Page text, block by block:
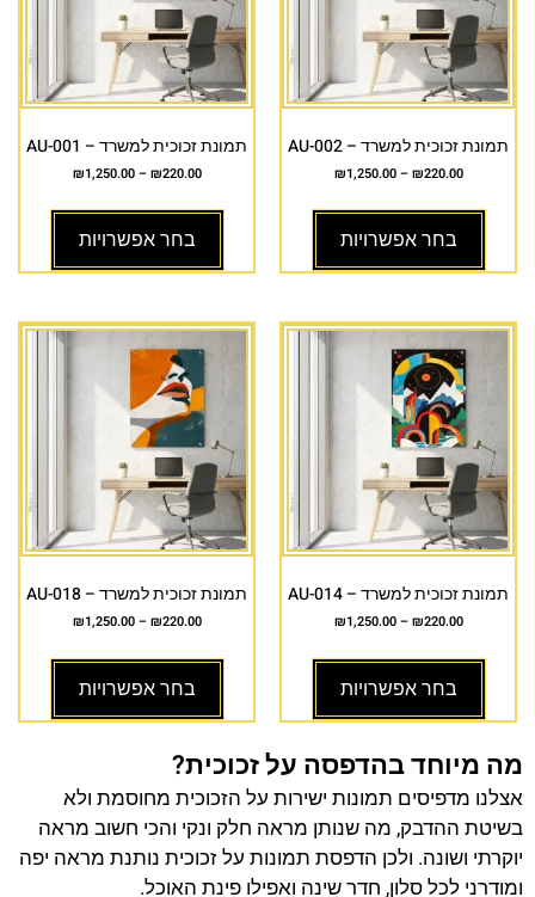
תמונת זכוכית למשרד – AU-002
₪220.00
–
₪1,250.00
בחר אפשרויות
תמונת זכוכית למשרד – AU-001
₪220.00
–
₪1,250.00
בחר אפשרויות
תמונת זכוכית למשרד – AU-014
₪220.00
–
₪1,250.00
בחר אפשרויות
תמונת זכוכית למשרד – AU-018
₪220.00
–
₪1,250.00
בחר אפשרויות
מה מיוחד בהדפסה על זכוכית?
אצלנו מדפיסים תמונות ישירות על הזכוכית מחוסמת ולא
בשיטת ההדבק, מה שנותן מראה חלק ונקי והכי חשוב מראה
יוקרתי ושונה. ולכן הדפסת תמונות על זכוכית נותנת מראה יפה
ומודרני לכל סלון, חדר שינה ואפילו פינת האוכל.